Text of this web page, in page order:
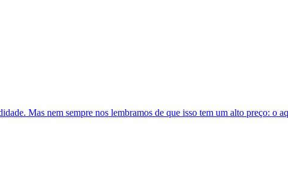
Mas nem sempre nos lembramos de que isso tem um alto preço: o